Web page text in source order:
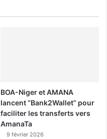
BOA-Niger et AMANA
lancent “Bank2Wallet” pour
faciliter les transferts vers
AmanaTa
9 février 2026